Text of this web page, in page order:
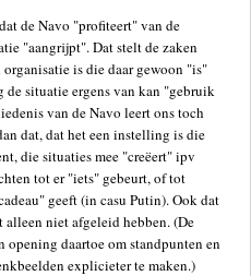
de Navo "profiteert" van de
"aangrijpt". Dat stelt de zaken
is die daar gewoon "is"
de situatie ergens van kan "gebruik
van de Navo leert ons toch
dat, dat het een instelling is die
die situaties mee "creëert" ipv
tot er "iets" gebeurt, of tot
geeft (in casu Putin). Ook dat
niet afgeleid hebben. (De
opening daartoe om standpunten en
explicieter te maken.)